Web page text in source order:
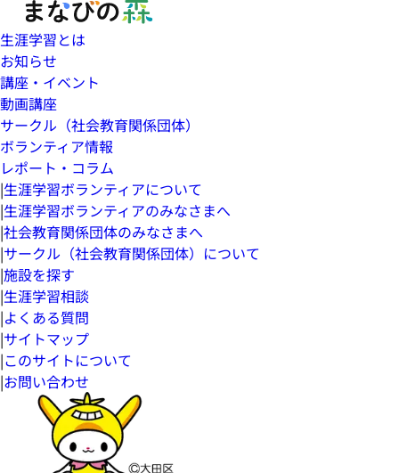
生涯学習とは
お知らせ
講座・イベント
動画講座
サークル（社会教育関係団体）
ボランティア情報
レポート・コラム
|生涯学習ボランティアについて
|生涯学習ボランティアのみなさまへ
|社会教育関係団体のみなさまへ
|サークル（社会教育関係団体）について
|施設を探す
|生涯学習相談
|よくある質問
|サイトマップ
|このサイトについて
|お問い合わせ